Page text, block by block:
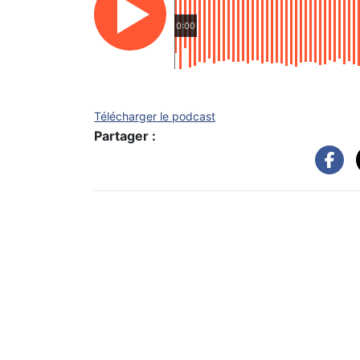
0:00
Télécharger le podcast
Partager :